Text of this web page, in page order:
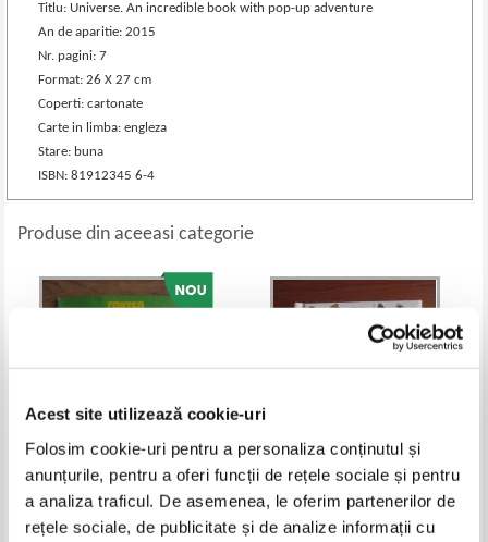
Acest site utilizează cookie-uri
Folosim cookie-uri pentru a personaliza conținutul și
anunțurile, pentru a oferi funcții de rețele sociale și pentru
a analiza traficul. De asemenea, le oferim partenerilor de
rețele sociale, de publicitate și de analize informații cu
Titlu: Universe. An incredible book with pop-up adventure
An de aparitie: 2015
Nr. pagini: 7
Format: 26 X 27 cm
Coperti: cartonate
Carte in limba: engleza
Stare: buna
ISBN: 81912345 6-4
Produse din aceeasi categorie
Prima mea enciclopedie. Istoria
(Editura Rao)